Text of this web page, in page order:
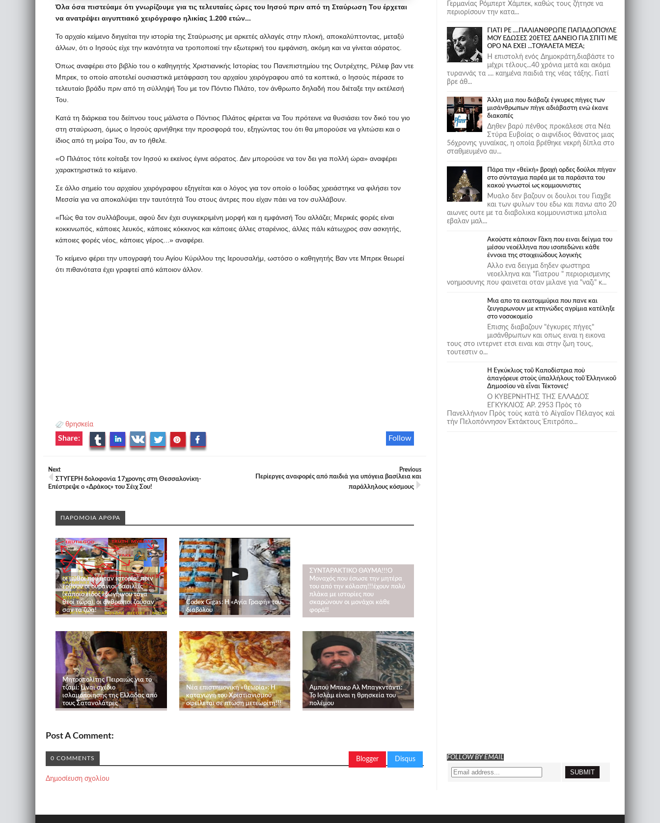
Όλα όσα πιστεύαμε ότι γνωρίζουμε για τις τελευταίες ώρες του Ιησού πριν από τη Σταύρωση Του έρχεται
να ανατρέψει αιγυπτιακό χειρόγραφο ηλικίας 1.200 ετών...
Το αρχαίο κείμενο διηγείται την ιστορία της Σταύρωσης με αρκετές αλλαγές στην πλοκή, αποκαλύπτοντας, μεταξύ
άλλων, ότι ο Ιησούς είχε την ικανότητα να τροποποιεί την εξωτερική του εμφάνιση, ακόμη και να γίνεται αόρατος.
Όπως αναφέρει στο βιβλίο του ο καθηγητής Χριστιανικής Ιστορίας του Πανεπιστημίου της Ουτρέχτης, Ρέλεφ βαν ντε
Μπρεκ, το οποίο αποτελεί ουσιαστικά μετάφραση του αρχαίου χειρόγραφου από τα κοπτικά, ο Ιησούς πέρασε το
τελευταίο βράδυ πριν από τη σύλληψή Του με τον Πόντιο Πιλάτο, τον άνθρωπο δηλαδή που διέταξε την εκτέλεσή
Του.
Κατά τη διάρκεια του δείπνου τους μάλιστα ο Πόντιος Πιλάτος φέρεται να Του πρότεινε να θυσιάσει τον δικό του γιο
στη σταύρωση, όμως ο Ιησούς αρνήθηκε την προσφορά του, εξηγώντας του ότι θα μπορούσε να γλιτώσει και ο
ίδιος από τη μοίρα Του, αν το ήθελε.
«Ο Πιλάτος τότε κοίταξε τον Ιησού κι εκείνος έγινε αόρατος. Δεν μπορούσε να τον δει για πολλή ώρα» αναφέρει
χαρακτηριστικά το κείμενο.
Σε άλλο σημείο του αρχαίου χειρόγραφου εξηγείται και ο λόγος για τον οποίο ο Ιούδας χρειάστηκε να φιλήσει τον
Μεσσία για να αποκαλύψει την ταυτότητά Του στους άντρες που είχαν πάει να τον συλλάβουν.
«Πώς θα τον συλλάβουμε, αφού δεν έχει συγκεκριμένη μορφή και η εμφάνισή Του αλλάζει; Μερικές φορές είναι
κοκκινωπός, κάποιες λευκός, κάποιες κόκκινος και κάποιες άλλες σταρένιος, άλλες πάλι κάτωχρος σαν ασκητής,
κάποιες φορές νέος, κάποιες γέρος...» αναφέρει.
Το κείμενο φέρει την υπογραφή του Αγίου Κύριλλου της Ιερουσαλήμ, ωστόσο ο καθηγητής Βαν ντε Μπρεκ θεωρεί
ότι πιθανότατα έχει γραφτεί από κάποιον άλλον.
θρησκεία
Follow
Share:
Next
ΣΤΥΓΕΡΗ δολοφονία 17χρονης στη Θεσσαλονίκη-
Επέστρεψε ο «Δράκος» του Σέιχ Σου!
Previous
Περίεργες αναφορές από παιδιά για υπόγεια βασίλεια και
παράλληλους κόσμους
ΠΑΡΟΜΟΙΑ ΑΡΘΡΑ
οι μύθοι που ήταν ιστορία! πριν
έρθουν οι ουράνιοι Βασιλείς
(κάποιο είδος εξωγήινου τάχα
θεοί τώρα), οι άνθρωποι ζούσαν
σαν τα ζώα!
Codex Gigas: Η «Αγία Γραφή» του
διαβόλου
ΣΥΝΤΑΡΑΚΤΙΚΟ ΘΑΥΜΑ!!!Ο
Μοναχός που έσωσε την μητέρα
του από την κόλαση!!!έχουν πολύ
πλάκα με ιστορίες που
σκαρώνουν οι μονάχοι κάθε
φορά!!
Μητροπολίτης Πειραιώς για το
τζαμί: Είναι σχέδιο
ισλαμοποίησης της Ελλάδας από
τους Σατανολάτρες
Νέα επιστημονική «θεωρία»: Η
καταγωγή του Χριστιανισμού
οφείλεται σε πτώση μετεωρίτη!!!
Αμπού Μπακρ Αλ Μπαγκντάντι:
Το Ισλάμ είναι η θρησκεία του
πολέμου
Post A Comment:
Blogger Disqus
0 COMMENTS
Δημοσίευση σχολίου
Γερμανίας Ρόμπερτ Χάμπεκ, καθώς τους ζήτησε να
περιορίσουν την κατα...
ΓΙΑΤΙ ΡΕ ....ΠΑΛΙΑΝΘΡΩΠΕ ΠΑΠΑΔΟΠΟΥΛΕ
ΜΟΥ ΕΔΩΣΕΣ 20ΕΤΕΣ ΔΑΝΕΙΟ ΓΙΑ ΣΠΙΤΙ ΜΕ
ΟΡΟ ΝΑ ΕΧΕΙ ...ΤΟΥΑΛΕΤΑ ΜΕΣΑ;
Η επιστολή ενός Δημοκράτη,διαβάστε το
μέχρι τέλους...40 χρόνια μετά και ακόμα
τυραννάς τα .... καημένα παιδιά της νέας τάξης. Γιατί
βρε άθ...
Άλλη μια που διάβαζε έγκυρες πήγες των
μισάνθρωπων πήγε αδιάβαστη ενώ έκανε
διακοπές
Δηθεν βαρύ πένθος προκάλεσε στα Νέα
Στύρα Ευβοίας ο αιφνίδιος θάνατος μιας
56χρονης γυναίκας, η οποία βρέθηκε νεκρή δίπλα στο
σταθμευμένο αυ...
Πάρα την «θεϊκή» βροχή ορδες δούλοι πήγαν
στο σύνταγμα παρέα με τα παράσιτα του
κακού γνωστοί ως κομμουνιστες
Μυαλο δεν βαζουν οι δουλοι του Γιαχβε
και των φυλων του εδω και πανω απο 20
αιωνες ουτε με τα διαβολικα κομμουνιστικα μπολια
εβαλαν μαλ...
Ακούστε κάποιον Γάκη που ειναι δείγμα του
μέσου νεοέλληνα που ισοπεδώνει κάθε
έννοια της στοιχειώδους λογικής
Αλλο ενα δειγμα δηδεν φωστηρα
νεοελληνα και "Γιατρου " περιορισμενης
νοημοσυνης που φαινεται οταν μιλανε για "ναζι" κ...
Μια απο τα εκατομμύρια που πανε και
ζευγαρωνουν με κτηνώδες αγρίμια κατέληξε
στο νοσοκομείο
Επισης διαβαζουν "έγκυρες πήγες"
μισάνθρωπων και οπως ειναι η εικονα
τους στο ιντερνετ ετσι ειναι και στην ζωη τους,
τουτεστιν ο...
Ἡ Ἐγκύκλιος τοῦ Καποδίστρια ποὺ
ἀπαγόρευε στοὺς ὑπαλλήλους τοῦ Ἑλληνικοῦ
Δημοσίου νὰ εἶναι Τέκτονες!
Ο ΚΥΒΕΡΝΗΤΗΣ ΤΗΣ ΕΛΛΑΔΟΣ
ΕΓΚΥΚΛΙΟΣ ΑΡ. 2953 Πρὸς τὸ
Πανελλήνιον Πρὸς τοὺς κατὰ τὸ Αἰγαῖον Πέλαγος καὶ
τὴν Πελοπόννησον Ἐκτάκτους Ἐπιτρόπο...
FOLLOW BY EMAIL